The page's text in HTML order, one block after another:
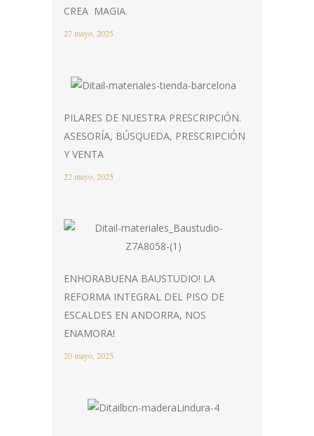
CREA MAGIA.
27 mayo, 2025
PILARES DE NUESTRA PRESCRIPCIÓN.
ASESORÍA, BÚSQUEDA, PRESCRIPCIÓN
Y VENTA
22 mayo, 2025
ENHORABUENA BAUSTUDIO! LA
REFORMA INTEGRAL DEL PISO DE
ESCALDES EN ANDORRA, NOS
ENAMORA!
20 mayo, 2025